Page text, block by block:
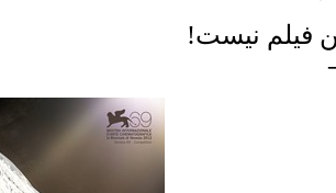
فیلم نیست!